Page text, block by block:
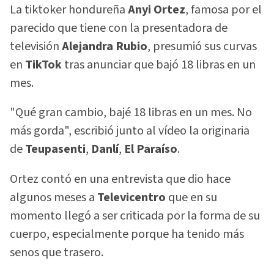
La tiktoker hondureñaAnyi Ortez, famosa por el
parecido que tiene con la presentadora de
televisiónAlejandra Rubio, presumió sus curvas
en TikToktras anunciar que bajó 18 libras en un
mes.
"Qué gran cambio, bajé 18 libras en un mes. No
más gorda", escribió junto al vídeo la originaria
deTeupasenti, Danlí, El Paraíso.
Ortez contó en una entrevista que dio hace
algunos meses a Televicentro que en su
momento llegó a ser criticada por la forma de su
cuerpo, especialmente porque ha tenido más
senos que trasero.